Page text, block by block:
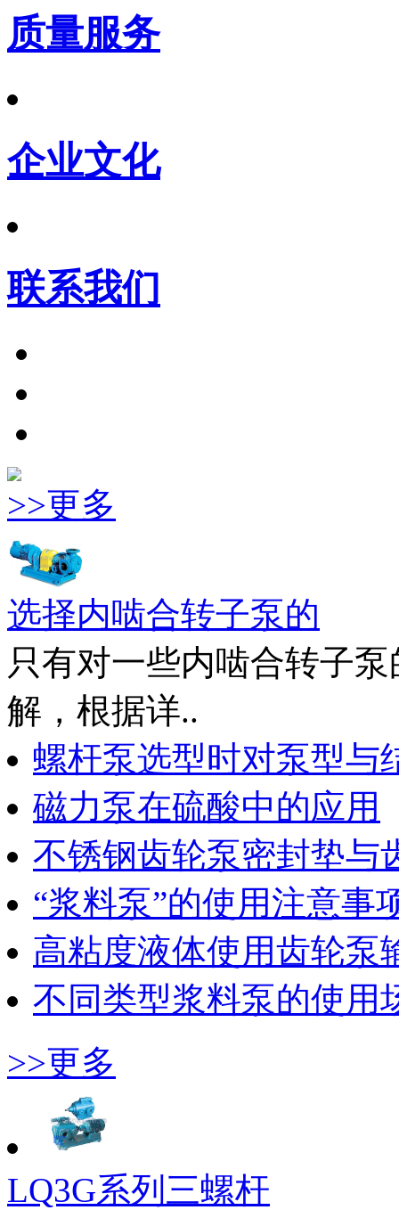
质量服务
企业文化
联系我们
>>更多
选择内啮合转子泵的
只有对一些内啮合转子
解，根据详..
螺杆泵选型时对泵型与
磁力泵在硫酸中的应用
不锈钢齿轮泵密封垫与
“浆料泵”的使用注意事
高粘度液体使用齿轮泵
不同类型浆料泵的使用
>>更多
LQ3G系列三螺杆